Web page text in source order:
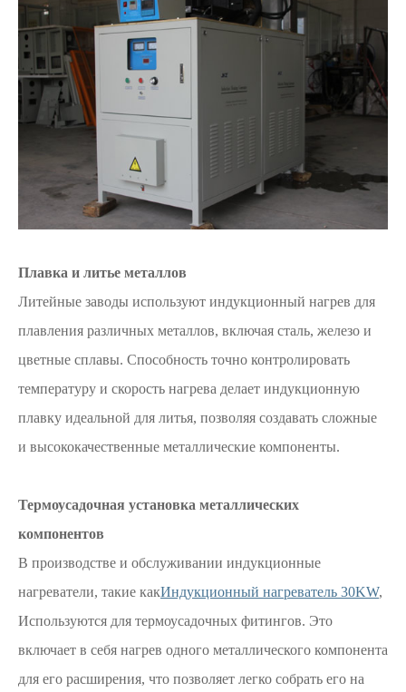
Плавка и литье металлов
Литейные заводы используют индукционный нагрев для
плавления различных металлов, включая сталь, железо и
цветные сплавы. Способность точно контролировать
температуру и скорость нагрева делает индукционную
плавку идеальной для литья, позволяя создавать сложные
и высококачественные металлические компоненты.
Термоусадочная установка металлических
компонентов
В производстве и обслуживании индукционные
нагреватели, такие какИндукционный нагреватель 30KW,
Используются для термоусадочных фитингов. Это
включает в себя нагрев одного металлического компонента
для его расширения, что позволяет легко собрать его на